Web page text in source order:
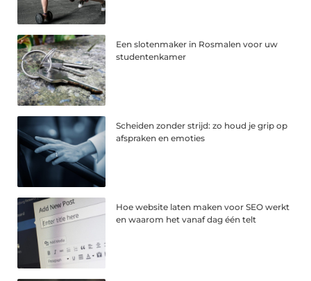
Een slotenmaker in Rosmalen voor uw
studentenkamer
Scheiden zonder strijd: zo houd je grip op
afspraken en emoties
Hoe website laten maken voor SEO werkt
en waarom het vanaf dag één telt